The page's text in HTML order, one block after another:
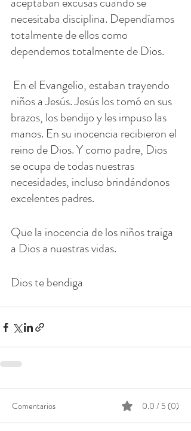
necesitaba disciplina. Dependíamos
totalmente de ellos como
dependemos totalmente de Dios.
niños a Jesús. Jesús los tomó en sus
brazos, los bendijo y les impuso las
manos. En su inocencia recibieron el
reino de Dios. Y como padre, Dios
se ocupa de todas nuestras
necesidades, incluso brindándonos
excelentes padres.
Que la inocencia de los niños traiga
a Dios a nuestras vidas.
Dios te bendiga
Comentarios 0.0 / 5 (0)